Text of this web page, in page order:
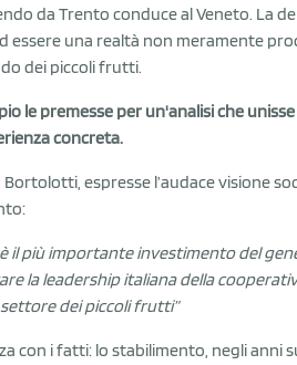
da Trento conduce al Veneto. La
essere una realtà non meramente
dei piccoli frutti.
le premesse per un'analisi che
concreta.
espresse l’audace visione
è il più importante investimento del
la leadership italiana della
dei piccoli frutti”
con i fatti: lo stabilimento, negli anni